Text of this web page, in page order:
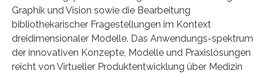
Graphik und Vision sowie die Bearbeitung
bibliothekarischer Fragestellungen im Kontext
dreidimensionaler Modelle. Das Anwendungs-spektrum
der innovativen Konzepte, Modelle und Praxislösungen
reicht von Virtueller Produktentwicklung über Medizin